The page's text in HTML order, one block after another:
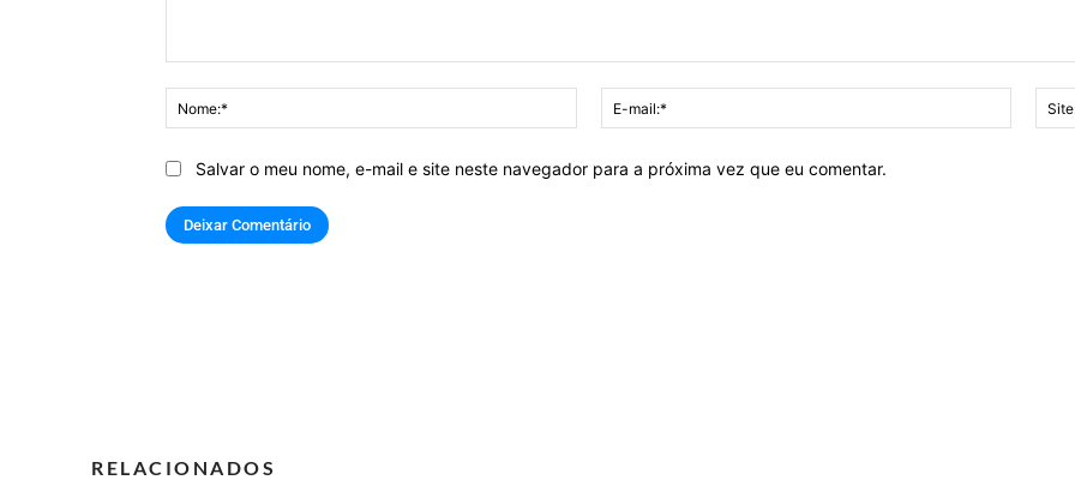
Nome:*
mail:*
Salvar o meu nome, e-mail e site neste navegador para a próxima vez que eu comentar.
RELACIONADOS